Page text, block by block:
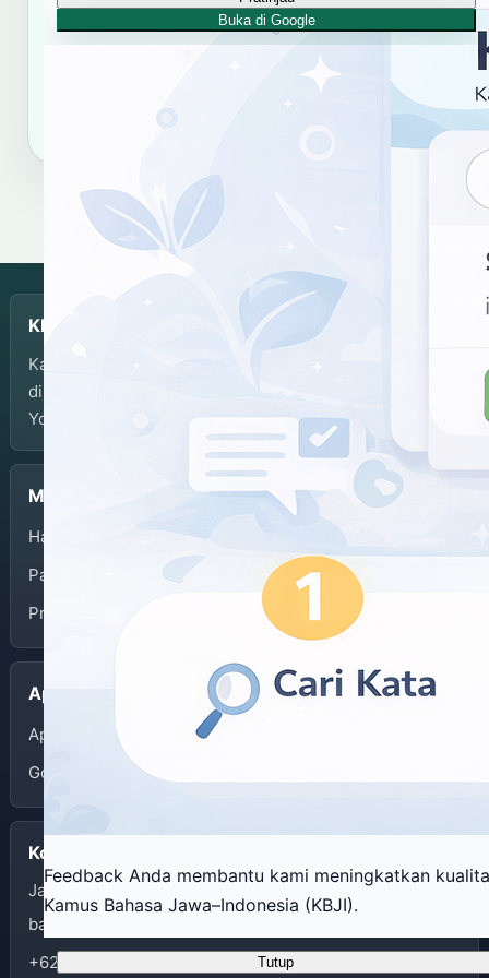
Feedback Anda membantu kami meningkatkan
Kamus Bahasa Jawa–Indonesia (KBJI).
Tutup
Buka di Google
KBJI
Kamus Bahasa Jawa-Indonesia dikembangkan dan
dikelola oleh Balai Bahasa Provinsi Daerah Istimewa
Yogyakarta.
Menu
Halaman Depan
Panduan Penggunaan
Privacy Policy
Aplikasi
App Store
Google Play
Kontak
Jalan I Dewa Nyoman Oka 34 Yogyakarta
balaibahasadiy@kemendikdasmen.go.id
+62274562070